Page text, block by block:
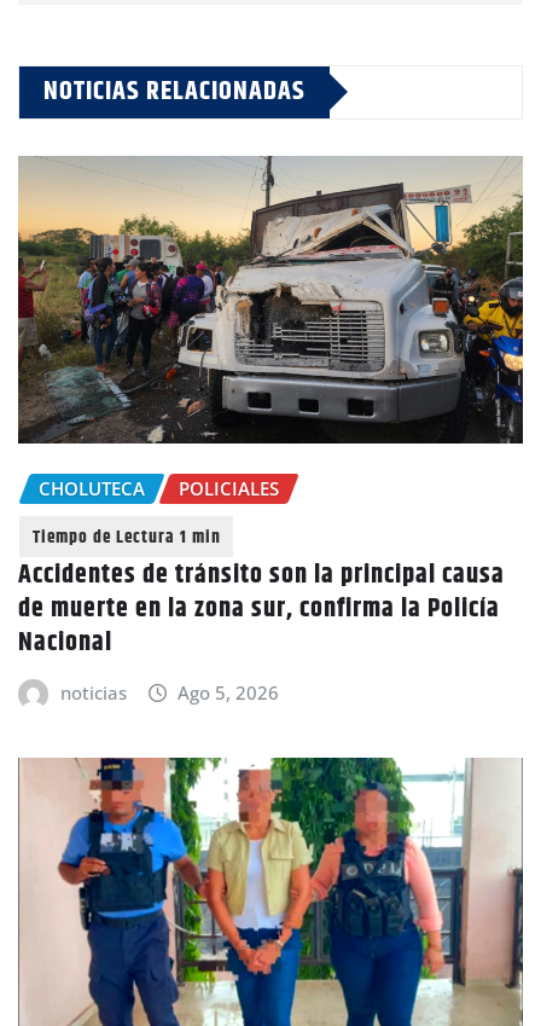
NOTICIAS RELACIONADAS
CHOLUTECA POLICIALES
Accidentes de tránsito son la principal causa
de muerte en la zona sur, confirma la Policía
Nacional
noticias Ago 5, 2026